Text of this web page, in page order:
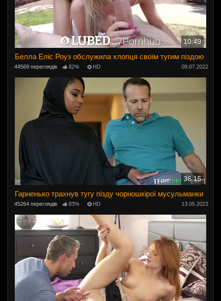
10:49
Белла Еліс Роуз обслужила хлопця своїм тугим піздою
44569 переглядів 82% HD 09.07.2022
36:15
Гарненько трахнув тугу пізду чорношкірої мусульманки
45264 переглядів 83% HD 13.05.2023